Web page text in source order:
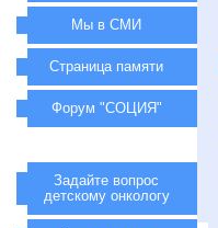
Мы в СМИ
Страница памяти
Форум "СОЦИЯ"
Задайте вопрос
детскому онкологу